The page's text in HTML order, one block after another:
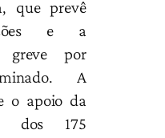
que prevê
e a
greve por
A
o apoio da
dos 175